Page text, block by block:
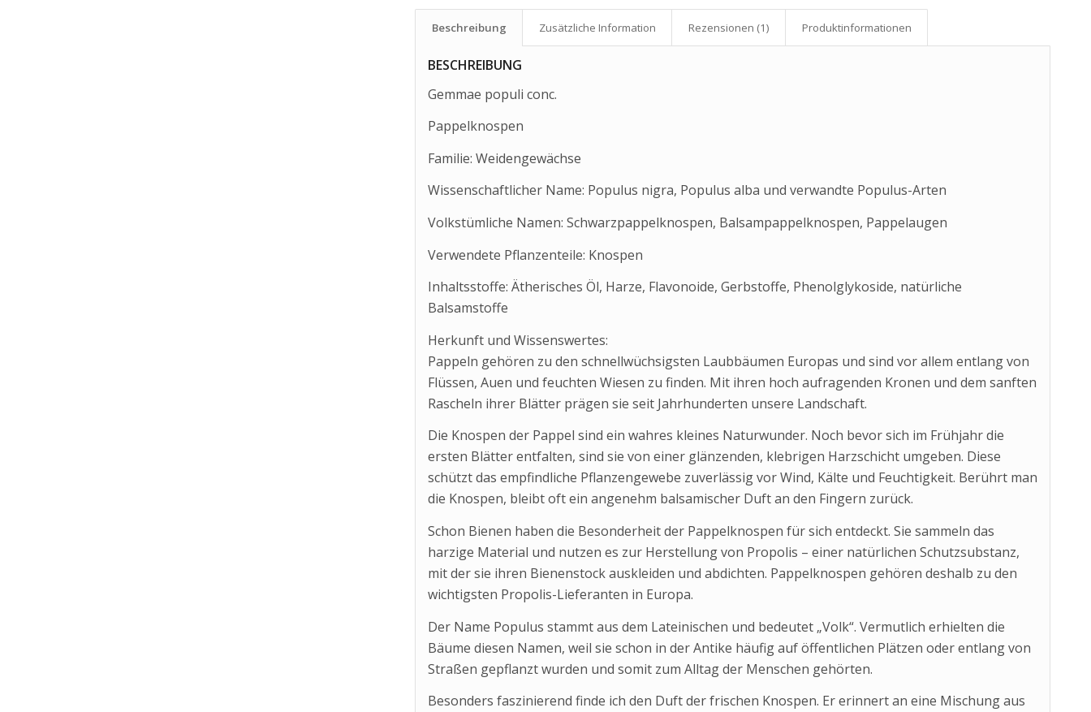
Beschreibung Zusätzliche Information Rezensionen (1) Produkt­informationen
BESCHREIBUNG
Gemmae populi conc.
Pappelknospen
Familie: Weidengewächse
Wissenschaftlicher Name: Populus nigra, Populus alba und verwandte Populus-Arten
Volkstümliche Namen: Schwarzpappelknospen, Balsampappelknospen, Pappelaugen
Verwendete Pflanzenteile: Knospen
Inhaltsstoffe: Ätherisches Öl, Harze, Flavonoide, Gerbstoffe, Phenolglykoside, natürliche
Balsamstoffe
Herkunft und Wissenswertes:
Pappeln gehören zu den schnellwüchsigsten Laubbäumen Europas und sind vor allem entlang von
Flüssen, Auen und feuchten Wiesen zu finden. Mit ihren hoch aufragenden Kronen und dem sanften
Rascheln ihrer Blätter prägen sie seit Jahrhunderten unsere Landschaft.
Die Knospen der Pappel sind ein wahres kleines Naturwunder. Noch bevor sich im Frühjahr die
ersten Blätter entfalten, sind sie von einer glänzenden, klebrigen Harzschicht umgeben. Diese
schützt das empfindliche Pflanzengewebe zuverlässig vor Wind, Kälte und Feuchtigkeit. Berührt man
die Knospen, bleibt oft ein angenehm balsamischer Duft an den Fingern zurück.
Schon Bienen haben die Besonderheit der Pappelknospen für sich entdeckt. Sie sammeln das
harzige Material und nutzen es zur Herstellung von Propolis – einer natürlichen Schutzsubstanz,
mit der sie ihren Bienenstock auskleiden und abdichten. Pappelknospen gehören deshalb zu den
wichtigsten Propolis-Lieferanten in Europa.
Der Name Populus stammt aus dem Lateinischen und bedeutet „Volk“. Vermutlich erhielten die
Bäume diesen Namen, weil sie schon in der Antike häufig auf öffentlichen Plätzen oder entlang von
Straßen gepflanzt wurden und somit zum Alltag der Menschen gehörten.
Besonders faszinierend finde ich den Duft der frischen Knospen. Er erinnert an eine Mischung aus